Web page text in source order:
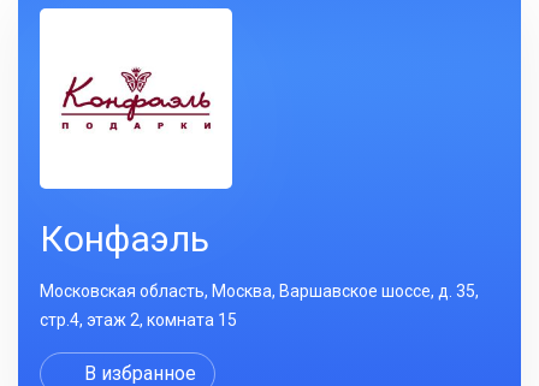
Конфаэль
Московская область, Москва, Варшавское шоссе, д. 35,
стр.4, этаж 2, комната 15
В избранное